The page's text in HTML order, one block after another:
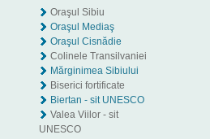
Oraşul Sibiu
Oraşul Mediaş
Oraşul Cisnădie
Colinele Transilvaniei
Mărginimea Sibiului
Biserici fortificate
Biertan - sit UNESCO
Valea Viilor - sit
UNESCO